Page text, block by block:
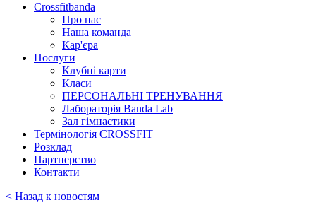
Crossfitbanda
Про нас
Наша команда
Кар'єра
Послуги
Клубні карти
Класи
ПЕРСОНАЛЬНІ ТРЕНУВАННЯ
Лабораторія Banda Lab
Зал гімнастики
Термінологія CROSSFIT
Розклад
Партнерство
Контакти
< Назад к новостям